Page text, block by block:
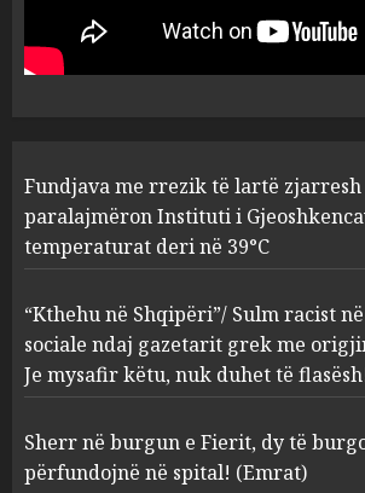
1
paralajmëron
deri në 39°C
2
racist në rrjetet
gazetarit grek
shqiptare: Je
nuk duhet të
3
Sherr në
burgosur
AUGUST 8, 2026
Fundjava me rrezik të lartë zjarresh
paralajmëron Instituti i
temperaturat deri në 39°C
“Kthehu në Shqipëri”/ Sulm racist
sociale ndaj gazetarit grek me
Je mysafir këtu, nuk duhet të
Sherr në burgun e Fierit, dy të
përfundojnë në spital! (Emrat)